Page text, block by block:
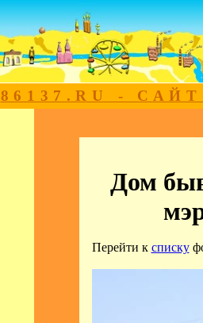
86137.RU -
Дом
Перейти к списку